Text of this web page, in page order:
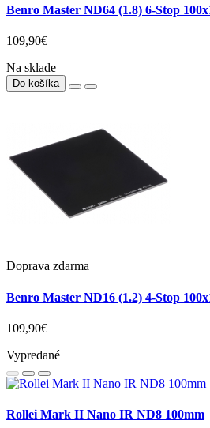
Benro Master ND64 (1.8) 6-Stop
109,90€
Na sklade
Do košíka
Doprava zdarma
Benro Master ND16 (1.2) 4-Stop
109,90€
Vypredané
Rollei Mark II Nano IR ND8 100mm